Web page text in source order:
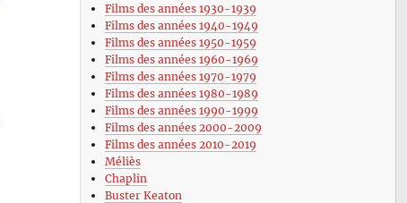
Films des années 1930-1939
Films des années 1940-1949
Films des années 1950-1959
Films des années 1960-1969
Films des années 1970-1979
Films des années 1980-1989
Films des années 1990-1999
Films des années 2000-2009
Films des années 2010-2019
Méliès
Chaplin
Buster Keaton